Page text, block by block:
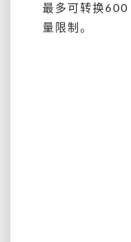
最多可转换600
量限制。